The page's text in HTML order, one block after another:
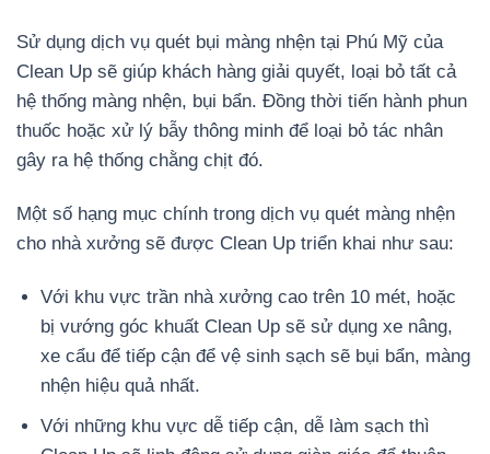
Sử dụng dịch vụ quét bụi màng nhện tại Phú Mỹ của
Clean Up sẽ giúp khách hàng giải quyết, loại bỏ tất cả
hệ thống màng nhện, bụi bẩn. Đồng thời tiến hành phun
thuốc hoặc xử lý bẫy thông minh để loại bỏ tác nhân
gây ra hệ thống chằng chịt đó.
Một số hạng mục chính trong dịch vụ quét màng nhện
cho nhà xưởng sẽ được Clean Up triển khai như sau:
Với khu vực trần nhà xưởng cao trên 10 mét, hoặc
bị vướng góc khuất Clean Up sẽ sử dụng xe nâng,
xe cẩu để tiếp cận để vệ sinh sạch sẽ bụi bẩn, màng
nhện hiệu quả nhất.
Với những khu vực dễ tiếp cận, dễ làm sạch thì